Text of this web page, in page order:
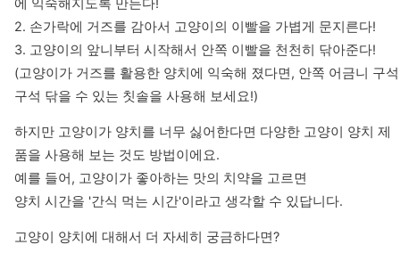
에 익숙해지도록 만든다!
2. 손가락에 거즈를 감아서 고양이의 이빨을 가볍게 문지른다!
3. 고양이의 앞니부터 시작해서 안쪽 이빨을 천천히 닦아준다!
(고양이가 거즈를 활용한 양치에 익숙해 졌다면, 안쪽 어금니 구석
구석 닦을 수 있는 칫솔을 사용해 보세요!)
하지만 고양이가 양치를 너무 싫어한다면 다양한 고양이 양치 제
품을 사용해 보는 것도 방법이에요.
예를 들어, 고양이가 좋아하는 맛의 치약을 고르면
양치 시간을 '간식 먹는 시간'이라고 생각할 수 있답니다.
고양이 양치에 대해서 더 자세히 궁금하다면?